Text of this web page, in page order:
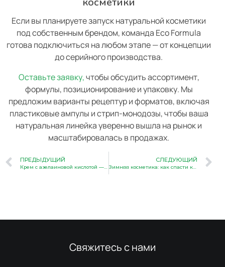
Если вы планируете запуск натуральной косметики
под собственным брендом, команда Eco Formula
готова подключиться на любом этапе — от концепции
до серийного производства.
Оставьте заявку,чтобы обсудить ассортимент,
формулы, позиционирование и упаковку. Мы
предложим варианты рецептур и форматов, включая
пластиковые ампулы и стрип-монодозы, чтобы ваша
натуральная линейка уверенно вышла на рынок и
масштабировалась в продажах.
ПРЕДЫДУЩИЙ СЛЕДУЮЩИЙ
Свяжитесь с нами